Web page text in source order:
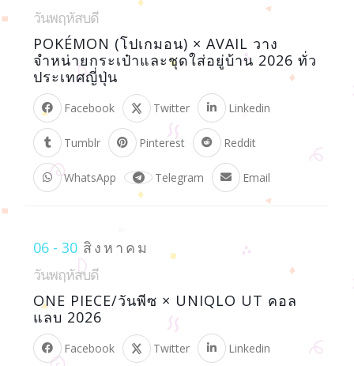
วันพฤหัสบดี
POKÉMON (โปเกมอน) × AVAIL วาง
จำหน่ายกระเป๋าและชุดใส่อยู่บ้าน 2026 ทั่ว
ประเทศญี่ปุ่น
Facebook Twitter Linkedin
Tumblr Pinterest Reddit
WhatsApp Telegram Email
06 - 30 สิงหาคม
วันพฤหัสบดี
ONE PIECE/วันพีซ × UNIQLO UT คอล
แลบ 2026
Facebook Twitter Linkedin